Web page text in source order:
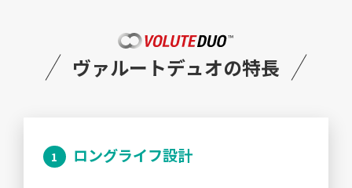
ヴァルートデュオの特長
ロングライフ設計